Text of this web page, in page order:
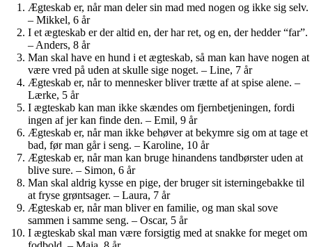
Ægteskab er, når man deler sin mad med nogen og ikke sig selv.
– Mikkel, 6 år
I et ægteskab er der altid en, der har ret, og en, der hedder “far”.
– Anders, 8 år
Man skal have en hund i et ægteskab, så man kan have nogen at
være vred på uden at skulle sige noget. – Line, 7 år
Ægteskab er, når to mennesker bliver trætte af at spise alene. –
Lærke, 5 år
I ægteskab kan man ikke skændes om fjernbetjeningen, fordi
ingen af jer kan finde den. – Emil, 9 år
Ægteskab er, når man ikke behøver at bekymre sig om at tage et
bad, før man går i seng. – Karoline, 10 år
Ægteskab er, når man kan bruge hinandens tandbørster uden at
blive sure. – Simon, 6 år
Man skal aldrig kysse en pige, der bruger sit isterningebakke til
at fryse grøntsager. – Laura, 7 år
Ægteskab er, når man bliver en familie, og man skal sove
sammen i samme seng. – Oscar, 5 år
I ægteskab skal man være forsigtig med at snakke for meget om